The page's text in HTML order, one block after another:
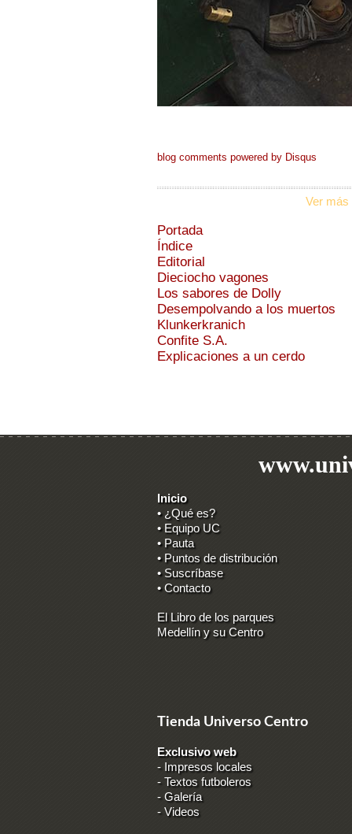
blog comments powered by Disqus
Ver más
Portada
Índice
Editorial
Dieciocho vagones
Los sabores de Dolly
Desempolvando a los muertos
Klunkerkranich
Confite S.A.
Explicaciones a un cerdo
Inicio
• ¿Qué es?
• Equipo UC
• Pauta
• Puntos de distribución
• Suscríbase
• Contacto
El Libro de los parques
Medellín y su Centro
Tienda Universo Centro
Exclusivo web
- Impresos locales
- Textos futboleros
-Galería
-Videos